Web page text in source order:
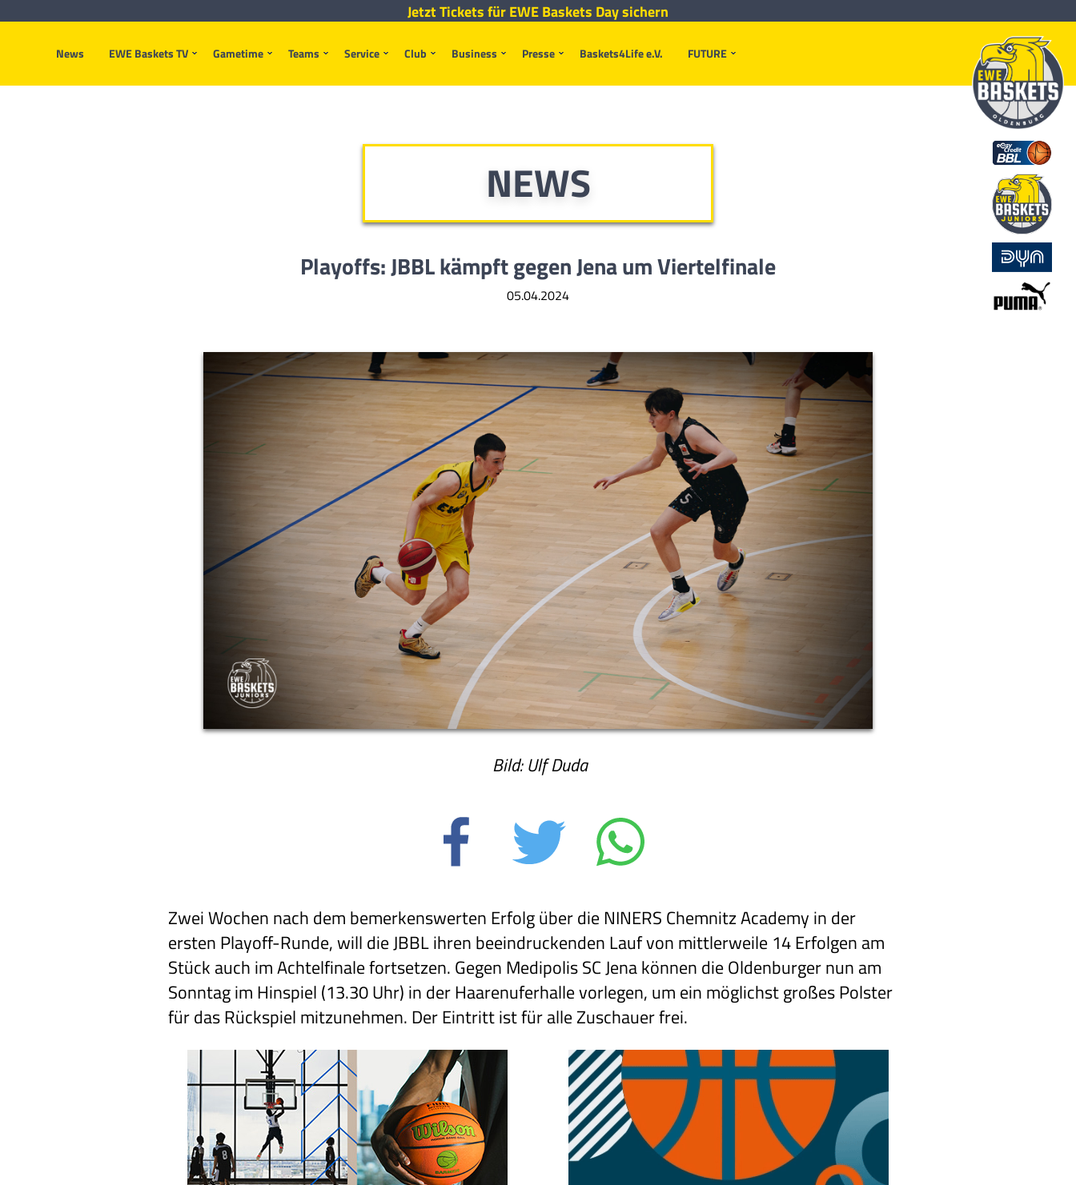
News EWE Baskets TV Gametime Teams Service Club Business Presse Baskets4Life e.V. FUTURE
Jetzt Tickets für EWE Baskets Day sichern
NEWS
Playoffs: JBBL kämpft gegen Jena um Viertelfinale
05.04.2024
Bild: Ulf Duda
Zwei Wochen nach dem bemerkenswerten Erfolg über die NINERS Chemnitz Academy in der
ersten Playoff-Runde, will die JBBL ihren beeindruckenden Lauf von mittlerweile 14 Erfolgen am
Stück auch im Achtelfinale fortsetzen. Gegen Medipolis SC Jena können die Oldenburger nun am
Sonntag im Hinspiel (13.30 Uhr) in der Haarenuferhalle vorlegen, um ein möglichst großes Polster
für das Rückspiel mitzunehmen. Der Eintritt ist für alle Zuschauer frei.